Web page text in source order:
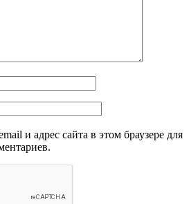
и адрес сайта в этом браузере для